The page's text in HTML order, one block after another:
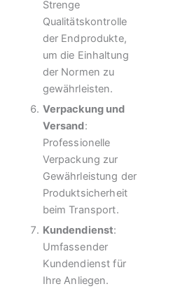
Strenge
Qualitätskontrolle
der Endprodukte,
um die Einhaltung
der Normen zu
gewährleisten.
Verpackung und
Versand:
Professionelle
Verpackung zur
Gewährleistung der
Produktsicherheit
beim Transport.
Kundendienst:
Umfassender
Kundendienst für
Ihre Anliegen.